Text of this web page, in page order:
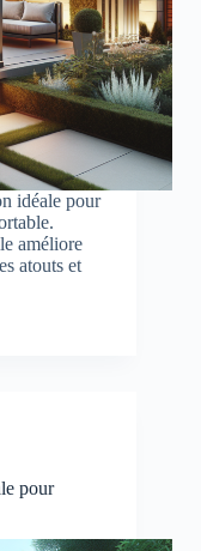
idéale pour
améliore
atouts et
pour